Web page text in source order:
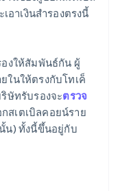
อาเงินสำรองตรงนี้
องให้สัมพันธ์กัน ผู้
นให้ตรงกับโทเค็
ษัทรับรองจะตรวจ
สเตเบิลคอยน์ราย
น) ทั้งนี้ขึ้นอยู่กับ